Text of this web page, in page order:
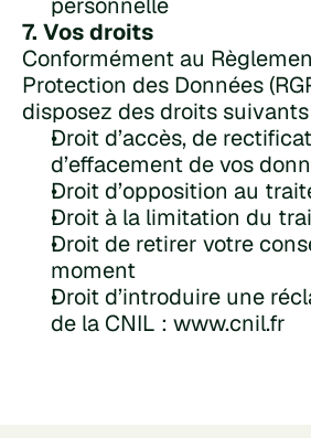
7. Vos droits
Conformément au
Protection des Données
disposez des droits
Droit d’accès, de
d’effacement de vos
Droit d’opposition au
Droit à la limitation du
Droit de retirer votre
moment
Droit d’introduire une
de la CNIL : www.cnil.fr